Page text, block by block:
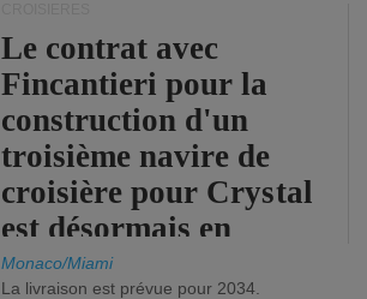
Le contrat avec
Fincantieri pour la
construction d'un
troisième navire de
croisière pour Crystal
est désormais en
vigueur.
Monaco/Miami
La livraison est prévue pour 2034.